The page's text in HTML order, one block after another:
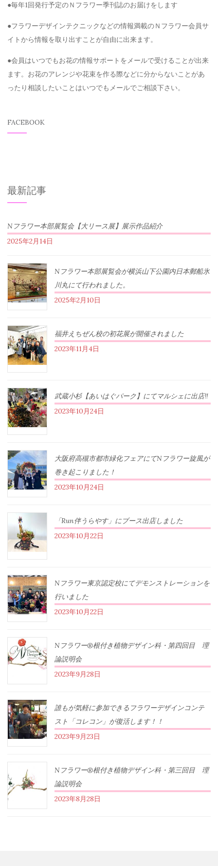
●毎年1回発行予定のＮフラワー季刊誌のお届けをします
●フラワーデザインテクニックなどの情報満載のＮフラワー会員サ
イトから情報を取り出すことが自由に出来ます。
●会員はいつでもお花の情報サポートをメールで受けることが出来
ます。お花のアレンジや花束を作る際などに分からないことがあ
ったり相談したいことはいつでもメールでご相談下さい。
FACEBOOK
最新記事
Nフラワー本部展覧会【大リース展】展示作品紹介
2025年2月14日
Nフラワー本部展覧会が横浜山下公園内日本郵船氷
川丸にて行われました。
2025年2月10日
福井えちぜん校の初花展が開催されました
2023年11月4日
武蔵小杉【あいはぐパーク】にてマルシェに出店‼︎
2023年10月24日
大阪府高槻市都市緑化フェアにてNフラワー旋風が
巻き起こりました！
2023年10月24日
「Run伴うらやす」にブース出店しました
2023年10月22日
Nフラワー東京認定校にてデモンストレーションを
行いました
2023年10月22日
Nフラワー®根付き植物デザイン科・第四回目 理
論説明会
2023年9月28日
誰もが気軽に参加できるフラワーデザインコンテ
スト「コレコン」が復活します！！
2023年9月23日
Nフラワー®根付き植物デザイン科・第三回目 理
論説明会
2023年8月28日